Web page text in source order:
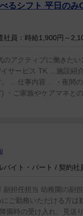
るシフト 平日のみ
社員：時給1,900円～
のアクティブに働きた
サービス TK …施設紹
。 …仕事内容… ・夜間
・ご家族やケアマネと
バイト・パート / 契約社
副担任担当 幼稚園の副
ご勤務いただける方
園時の受け入れ、見送